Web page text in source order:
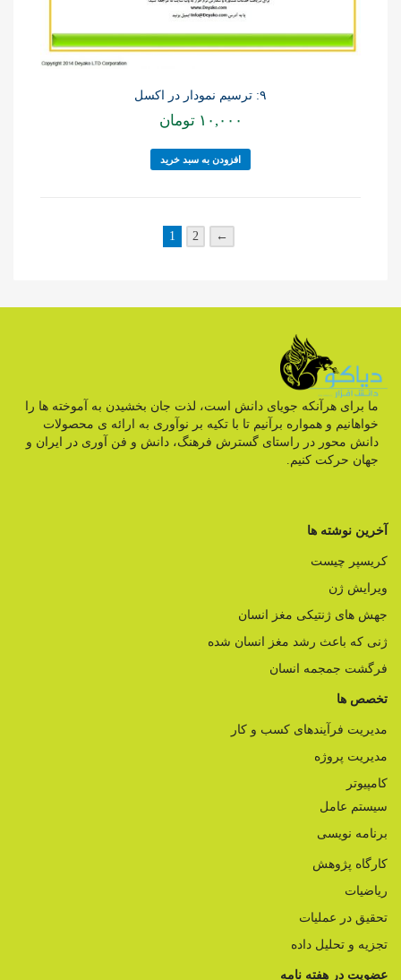
۹: ترسیم نمودار در اکسل
۱۰,۰۰۰ تومان
افزودن به سبد خرید
1 2 ←
ما برای هرآنکه جویای دانش است، لذت جان بخشیدن به آموخته ها را
خواهانیم و همواره برآنیم تا با تکیه بر نوآوری به ارائه ی محصولات
دانش محور در راستای گسترش فرهنگ، دانش و فن آوری در ایران و
جهان حرکت کنیم.
آخرین نوشته ها
کریسپر چیست
ویرایش ژن
جهش های ژنتیکی مغز انسان
ژنی که باعث رشد مغز انسان شده
فرگشت جمجمه انسان
تخصص ها
مدیریت فرآیندهای کسب و کار
مدیریت پروژه
کامپیوتر
سیستم عامل
برنامه نویسی
کارگاه پژوهش
ریاضیات
تحقیق در عملیات
تجزیه و تحلیل داده
عضویت در هفته نامه